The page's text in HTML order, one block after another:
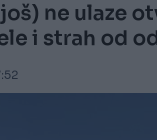
ne ulaze
i strah od